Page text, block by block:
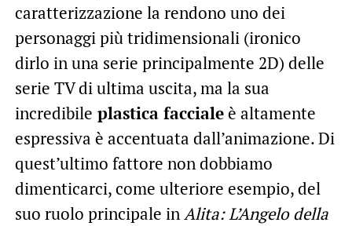
caratterizzazione la rendono uno dei
personaggi più tridimensionali (ironico
dirlo in una serie principalmente 2D) delle
serie TV di ultima uscita, ma la sua
incredibile plastica faccialeè altamente
espressiva è accentuata dall’animazione. Di
quest’ultimo fattore non dobbiamo
dimenticarci, come ulteriore esempio, del
suo ruolo principale inAlita: L’Angelo della